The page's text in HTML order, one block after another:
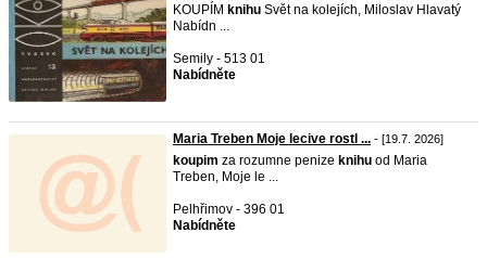
KOUPÍM knihu Svět na kolejích, Miloslav Hlavatý
Nabídn ...
Semily - 513 01
Nabídněte
Maria Treben Moje lecive rostl ... - [19.7. 2026]
koupim za rozumne penize knihu od Maria
Treben, Moje le ...
Pelhřimov - 396 01
Nabídněte